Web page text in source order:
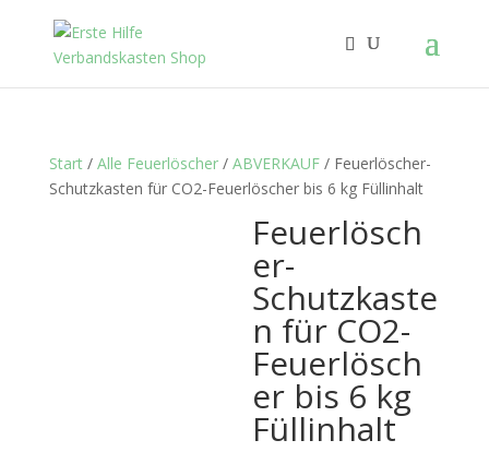
Start/ Alle Feuerlöscher/ ABVERKAUF/ Feuerlöscher-
Schutzkasten für CO2-Feuerlöscher bis 6 kg Füllinhalt
Feuerlösch
er-
Schutzkaste
n für CO2-
Feuerlösch
er bis 6 kg
Füllinhalt